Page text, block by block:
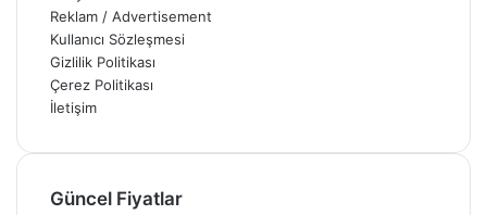
Reklam / Advertisement
Kullanıcı Sözleşmesi
Gizlilik Politikası
Çerez Politikası
İletişim
Güncel Fiyatlar